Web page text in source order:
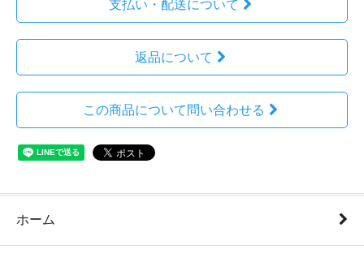
支払い・配送について
返品について
この商品について問い合わせる
ホーム